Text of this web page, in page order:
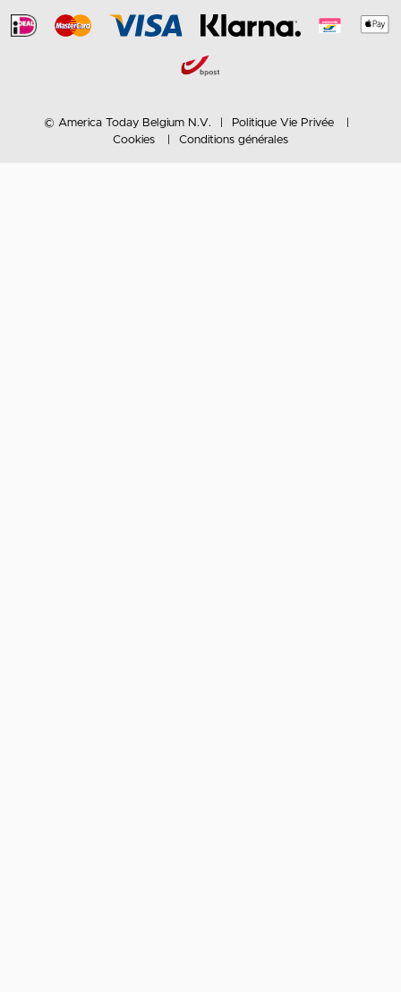
© America Today Belgium N.V.
Politique Vie Privée
Cookies
Conditions générales